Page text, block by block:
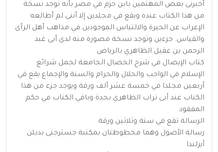
أخبرنى بعض المهتمين بابن حزم في مصر بأنه توجد نسخة
من هذا الكتاب عنده ويقع في مجلدين إلا أننى لم أطالعه
الإعراب عن الحيرة والالتباس الموجودين في مذاهب أهل الرأى
والقياس. جزءين وتوجد نسخة مصورة منه لدى أبى عبد
الرحمن بن عقيل الظاهري بالرياض
كتاب الإيصال في شرح الخصال الجامعة لجمل شرائع
الإسلام في الواجب والحلال والحرام والسنة والإجماع يقع في
أربعين مجلدا في خمسة عشر ألف ورقة ويوجد جزء من هذا
الكتاب عند أبى تراب الظاهري بجدة وباقي الكتاب في حكم
المفقود
الرسالة تقع في ستة وثلاثين ورقة
رسالة الأصول وهما مخطوطتان بمكتبة جسترجنى بدبلن
أيرلندا